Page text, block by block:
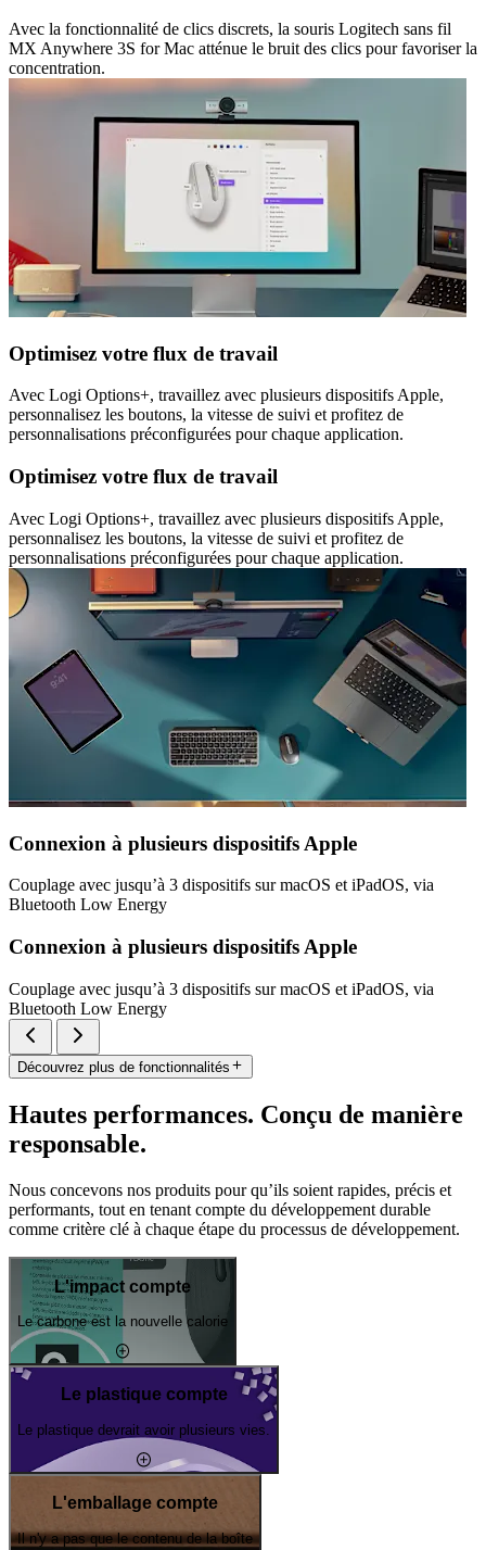
Avec la fonctionnalité de clics discrets, la souris Logitech sans fil
MX Anywhere 3S for Mac atténue le bruit des clics pour favoriser la
concentration.
Optimisez votre flux de travail
Avec Logi Options+, travaillez avec plusieurs dispositifs Apple,
personnalisez les boutons, la vitesse de suivi et profitez de
personnalisations préconfigurées pour chaque application.
Optimisez votre flux de travail
Avec Logi Options+, travaillez avec plusieurs dispositifs Apple,
personnalisez les boutons, la vitesse de suivi et profitez de
personnalisations préconfigurées pour chaque application.
Connexion à plusieurs dispositifs Apple
Couplage avec jusqu’à 3 dispositifs sur macOS et iPadOS, via
Bluetooth Low Energy
Connexion à plusieurs dispositifs Apple
Couplage avec jusqu’à 3 dispositifs sur macOS et iPadOS, via
Bluetooth Low Energy
Découvrez plus de fonctionnalités
Hautes performances. Conçu de manière
responsable.
Nous concevons nos produits pour qu’ils soient rapides, précis et
performants, tout en tenant compte du développement durable
comme critère clé à chaque étape du processus de développement.
L'impact compte
Le carbone est la nouvelle calorie
Le plastique compte
Le plastique devrait avoir plusieurs vies.
L'emballage compte
Il n'y a pas que le contenu de la boîte